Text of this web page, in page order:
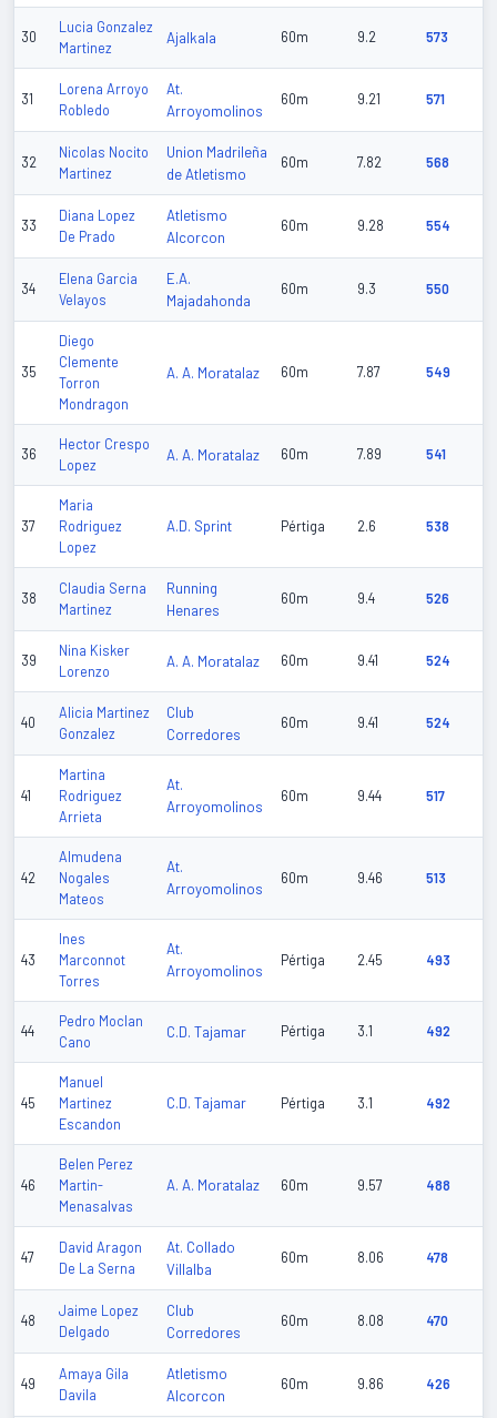
30
Lucia Gonzalez
Martinez
Ajalkala 60m 9.2 573
31
Lorena Arroyo
Robledo
At.
Arroyomolinos
60m 9.21 571
32
Nicolas Nocito
Martinez
Union Madrileña
de Atletismo
60m 7.82 568
33
Diana Lopez
De Prado
Atletismo
Alcorcon
60m 9.28 554
34
Elena Garcia
Velayos
E.A.
Majadahonda
60m 9.3 550
35
Diego
Clemente
Torron
Mondragon
A. A. Moratalaz 60m 7.87 549
36
Hector Crespo
Lopez
A. A. Moratalaz 60m 7.89 541
37
Maria
Rodriguez
Lopez
A.D. Sprint Pértiga 2.6 538
38
Claudia Serna
Martinez
Running
Henares
60m 9.4 526
39
Nina Kisker
Lorenzo
A. A. Moratalaz 60m 9.41 524
40
Alicia Martinez
Gonzalez
Club
Corredores
60m 9.41 524
41
Martina
Rodriguez
Arrieta
At.
Arroyomolinos
60m 9.44 517
42
Almudena
Nogales
Mateos
At.
Arroyomolinos
60m 9.46 513
43
Ines
Marconnot
Torres
At.
Arroyomolinos
Pértiga 2.45 493
44
Pedro Moclan
Cano
C.D. Tajamar Pértiga 3.1 492
45
Manuel
Martinez
Escandon
C.D. Tajamar Pértiga 3.1 492
46
Belen Perez
Martin-
Menasalvas
A. A. Moratalaz 60m 9.57 488
47
David Aragon
De La Serna
At. Collado
Villalba
60m 8.06 478
48
Jaime Lopez
Delgado
Club
Corredores
60m 8.08 470
49
Amaya Gila
Davila
Atletismo
Alcorcon
60m 9.86 426